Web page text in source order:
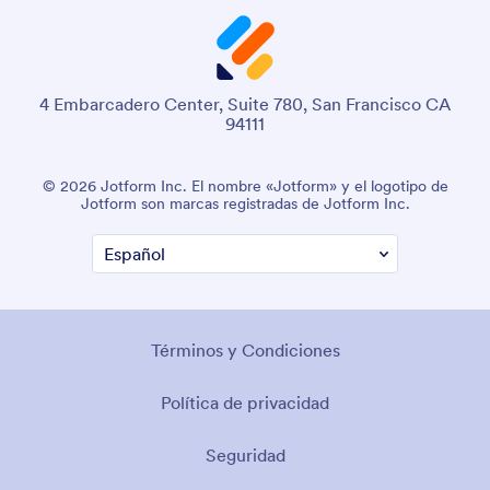
4 Embarcadero Center, Suite 780, San Francisco CA
94111
© 2026 Jotform Inc. El nombre «Jotform» y el logotipo de
Jotform son marcas registradas de Jotform Inc.
Términos y Condiciones
Política de privacidad
Seguridad